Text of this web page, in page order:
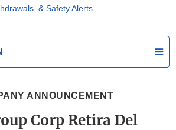
& Safety Alerts
ANNOUNCEMENT
Corp Retira Del